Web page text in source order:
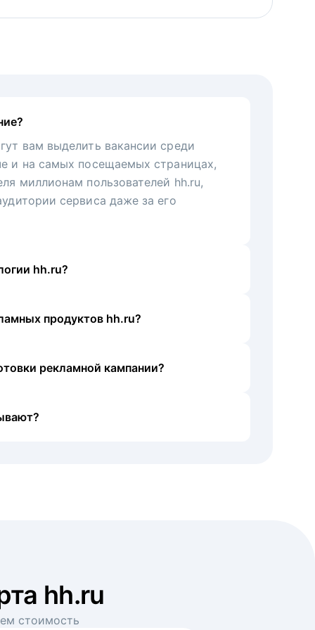
вам выделить вакансии среди
и на самых посещаемых страницах,
миллионам пользователей hh.ru,
сервиса даже за его
hh.ru?
продуктов hh.ru?
рекламной кампании?
hh.ru
стоимость